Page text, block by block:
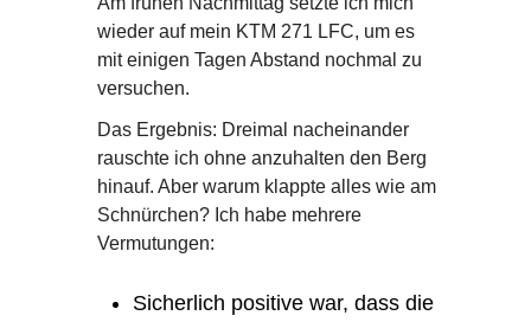
wieder auf mein KTM 271 LFC, um es
mit einigen Tagen Abstand nochmal zu
versuchen.
Das Ergebnis: Dreimal nacheinander
rauschte ich ohne anzuhalten den Berg
hinauf. Aber warum klappte alles wie am
Schnürchen? Ich habe mehrere
Vermutungen:
Sicherlich positive war, dass die